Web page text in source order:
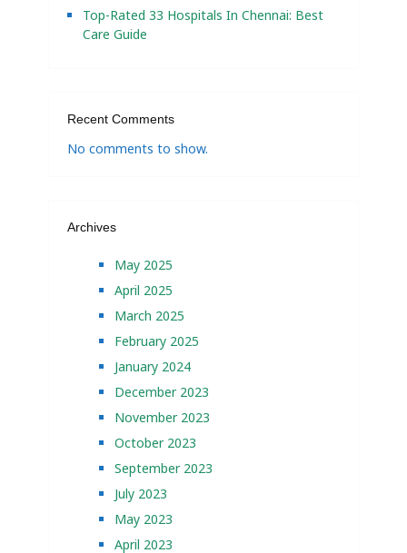
Top-Rated 33 Hospitals In Chennai: Best
Care Guide
Recent Comments
No comments to show.
Archives
May 2025
April 2025
March 2025
February 2025
January 2024
December 2023
November 2023
October 2023
September 2023
July 2023
May 2023
April 2023